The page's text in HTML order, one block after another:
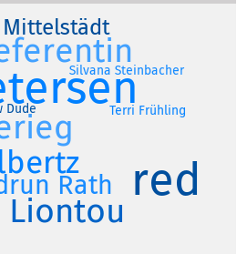
red
Rath
Mittelstädt
Silvana Steinbacher
Terri Frühling
Dude